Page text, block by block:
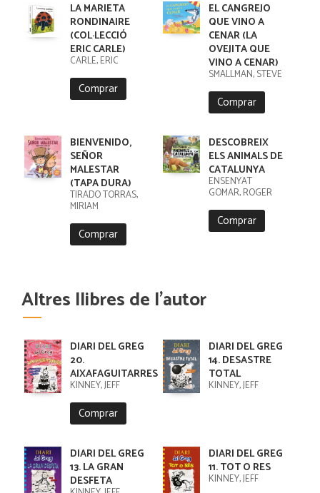
LA MARIETA
RONDINAIRE
(COL·LECCIÓ
ERIC CARLE)
CARLE, ERIC
Comprar
EL CANGREJO
QUE VINO A
CENAR (LA
OVEJITA QUE
VINO A CENAR)
SMALLMAN, STEVE
Comprar
BIENVENIDO,
SEÑOR
MALESTAR
(TAPA DURA)
TIRADO TORRAS,
MIRIAM
Comprar
DESCOBREIX
ELS ANIMALS DE
CATALUNYA
ENSENYAT
GOMAR, ROGER
Comprar
Altres llibres de l'autor
DIARI DEL GREG
20.
AIXAFAGUITARRES
KINNEY, JEFF
Comprar
DIARI DEL GREG
14. DESASTRE
TOTAL
KINNEY, JEFF
DIARI DEL GREG
13. LA GRAN
DESFETA
DIARI DEL GREG
11. TOT O RES
KINNEY, JEFF